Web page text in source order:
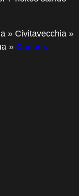
» Civitavecchia »
» Cannes